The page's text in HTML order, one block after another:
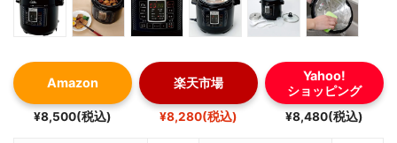
Amazon
¥8,500(税込)
楽天市場
¥8,280(税込)
Yahoo!
ショッピング
¥8,480(税込)